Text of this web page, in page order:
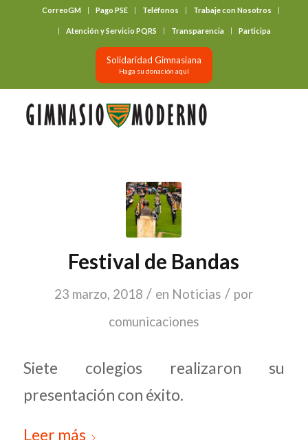
CorreoGM Pago PSE Teléfonos Trabaje con Nosotros
Atención y Servicio PQRS Transparencia Participa
Solidaridad Gimnasiana
Haga su donación aquí
Festival de Bandas
23 marzo, 2018 / en Noticias / por
comunicaciones
Siete colegios realizaron su
presentación con éxito.
Leer más